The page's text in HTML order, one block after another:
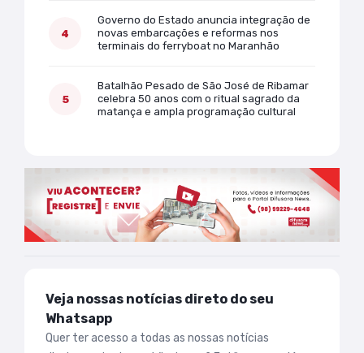
Governo do Estado anuncia integração de
novas embarcações e reformas nos
terminais do ferryboat no Maranhão
Batalhão Pesado de São José de Ribamar
celebra 50 anos com o ritual sagrado da
matança e ampla programação cultural
Veja nossas notícias direto do seu
Whatsapp
Quer ter acesso a todas as nossas notícias